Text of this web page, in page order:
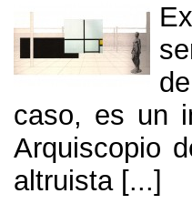
caso, es un
Arquiscopio
altruista[...]